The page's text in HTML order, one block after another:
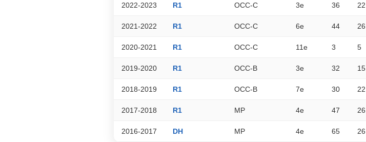
2022-2023 R1 OCC-C 3e 36 22
2021-2022 R1 OCC-C 6e 44 26
2020-2021 R1 OCC-C 11e 3 5
2019-2020 R1 OCC-B 3e 32 15
2018-2019 R1 OCC-B 7e 30 22
2017-2018 R1 MP 4e 47 26
2016-2017 DH MP 4e 65 26